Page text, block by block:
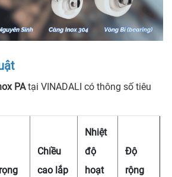
PAtại VINADALI có thông số tiêu
Chiều
cao lắp
Nhiệt
độ
hoạt
Độ
rộng